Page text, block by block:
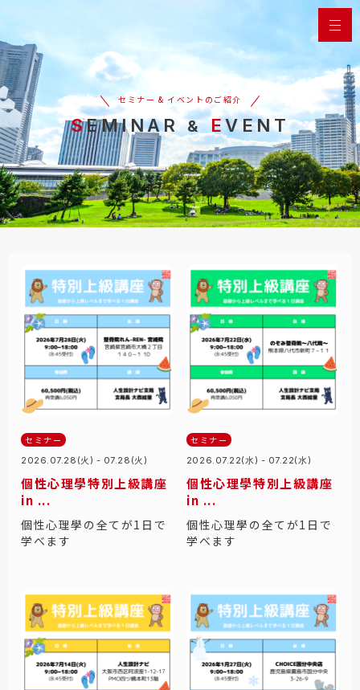
セミナー & イベントのご紹介
SEMINAR& EVENT
セミナー
2026.07.28(火) - 07.28(火)
個性心理學特別上級講座
in ...
個性心理學の全てが1日で
学べます
セミナー
2026.07.22(水) - 07.22(水)
個性心理學特別上級講座
in ...
個性心理學の全てが1日で
学べます